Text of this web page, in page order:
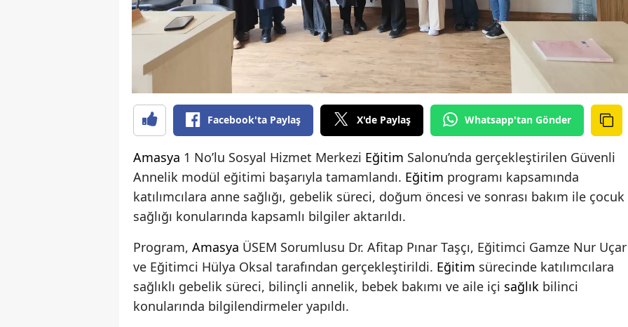
Facebook'ta Paylaş X'de Paylaş Whatsapp'tan Gönder
Amasya 1 No’lu Sosyal Hizmet Merkezi Eğitim Salonu’nda gerçekleştirilen Güvenli
Annelik modül eğitimi başarıyla tamamlandı. Eğitim programı kapsamında
katılımcılara anne sağlığı, gebelik süreci, doğum öncesi ve sonrası bakım ile çocuk
sağlığı konularında kapsamlı bilgiler aktarıldı.
Program, Amasya ÜSEM Sorumlusu Dr. Afitap Pınar Taşçı, Eğitimci Gamze Nur Uçar
ve Eğitimci Hülya Oksal tarafından gerçekleştirildi. Eğitim sürecinde katılımcılara
sağlıklı gebelik süreci, bilinçli annelik, bebek bakımı ve aile içi sağlık bilinci
konularında bilgilendirmeler yapıldı.